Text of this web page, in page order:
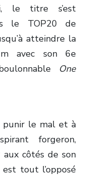
le titre s’est
le TOP20 de
atteindre la
avec son 6e
One
punir le mal et à
forgeron,
côtés de son
tout l’opposé